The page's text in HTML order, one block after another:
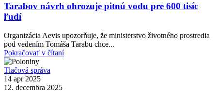
Tarabov návrh ohrozuje pitnú vodu pre 600 tisíc
ľudí
Organizácia Aevis upozorňuje, že ministerstvo životného prostredia
pod vedením Tomáša Tarabu chce...
Pokračovať v čítaní
Tlačová správa
14 apr 2025
12. decembra 2025